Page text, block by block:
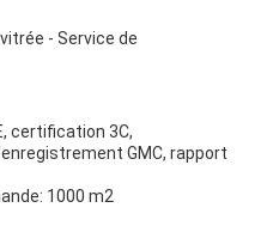
- Service de
certification 3C,
GMC, rapport
1000 m2